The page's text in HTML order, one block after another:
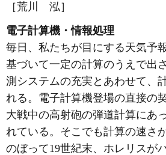
［荒川 泓］
電子計算機・情報処理
毎日、私たちが目にする天気予
基づいて一定の計算のうえで出
測システムの充実とあわせて、
れる。電子計算機登場の直接の
大戦中の高射砲の弾道計算にあ
れている。そこでも計算の速さ
のぼって19世紀末、ホレリスが